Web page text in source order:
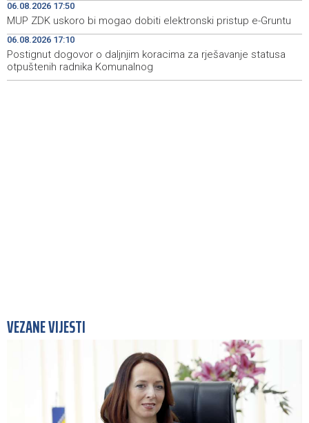
19:32
Velika nagrada Britanije ostaje u MotoGP kalendaru do
2028. godine
19:29
Španska krajnja ljevica i desnica ujedinjene protiv
Maroka kao suorganizatora SP 2030.
06.08.2026 17:50
MUP ZDK uskoro bi mogao dobiti elektronski pristup e-Gruntu
06.08.2026 17:10
Postignut dogovor o daljnjim koracima za rješavanje statusa
otpuštenih radnika Komunalnog
VEZANE VIJESTI